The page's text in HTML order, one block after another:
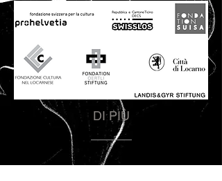
DI PIÙ